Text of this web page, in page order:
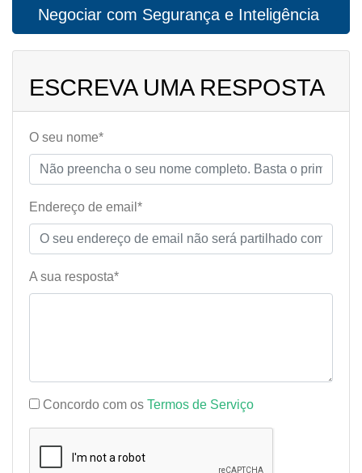
Negociar com Segurança e Inteligência
ESCREVA UMA RESPOSTA
O seu nome*
Endereço de email*
A sua resposta*
Concordo com os Termos de Serviço